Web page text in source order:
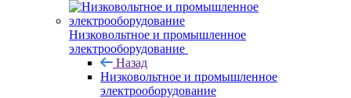
Низковольтное и промышленное
электрооборудование
Назад
Низковольтное и промышленное
электрооборудование